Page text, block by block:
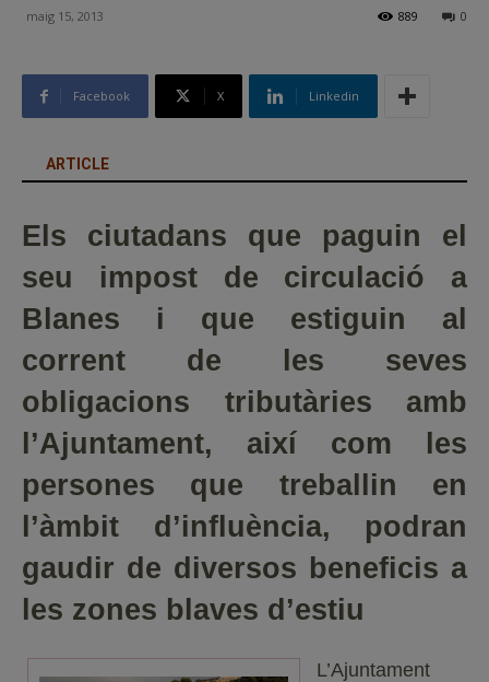
maig 15, 2013 0
889
Facebook X Linkedin
ARTICLE
Els ciutadans que paguin el
seu impost de circulació a
Blanes i que estiguin al
corrent de les seves
obligacions tributàries amb
l’Ajuntament, així com les
persones que treballin en
l’àmbit d’influència, podran
gaudir de diversos beneficis a
les zones blaves d’estiu
L’Ajuntament